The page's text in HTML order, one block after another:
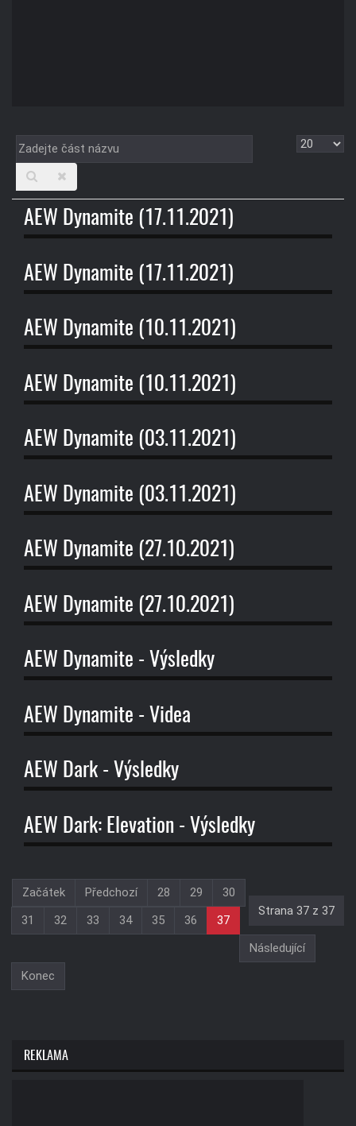
Zadejte
část
názvu
Zobrazit
AEW Dynamite (17.11.2021)
AEW Dynamite (17.11.2021)
AEW Dynamite (10.11.2021)
AEW Dynamite (10.11.2021)
AEW Dynamite (03.11.2021)
AEW Dynamite (03.11.2021)
AEW Dynamite (27.10.2021)
AEW Dynamite (27.10.2021)
AEW Dynamite - Výsledky
AEW Dynamite - Videa
AEW Dark - Výsledky
AEW Dark: Elevation - Výsledky
Strana 37 z 37
Začátek Předchozí 28 29
30
31
32 33 34 35 36
37
Následující
Konec
REKLAMA